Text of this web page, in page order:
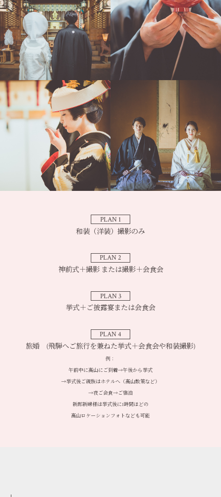
PLAN 1
和装（洋装）撮影のみ
PLAN 2
神前式＋撮影 または撮影＋会食会
PLAN 3
挙式＋ご披露宴または会食会
PLAN 4
旅婚 (飛騨へご旅行を兼ねた挙式＋会食会や和装撮影)
例：
午前中に高山にご到着→午後から挙式
→挙式後ご親族はホテルへ（高山散策など）
→夜ご会食→ご宿泊
新郎新婦様は挙式後に1時間ほどの
高山ロケーションフォトなども可能